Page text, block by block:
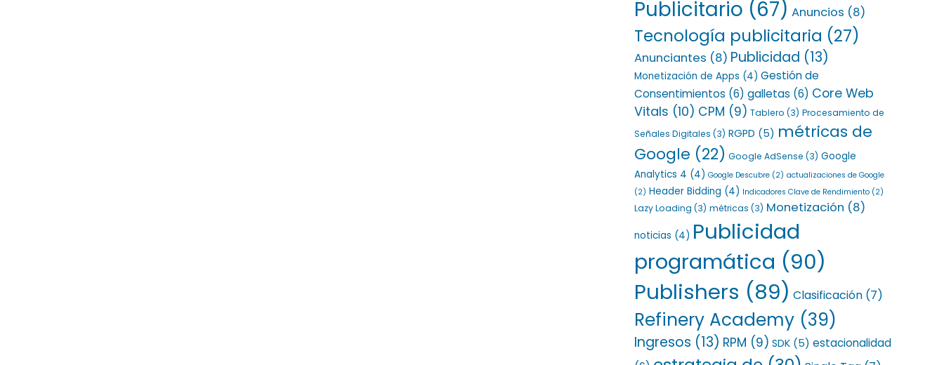
Publicitario (67) Anuncios (8)
Tecnología publicitaria (27)
Anunciantes (8) Publicidad (13)
Monetización de Apps (4) Gestión de
Consentimientos (6) galletas (6) Core Web
Vitals (10) CPM (9) Tablero (3) Procesamiento de
Señales Digitales (3) RGPD (5) métricas de
Google (22) Google AdSense (3) Google
Analytics 4 (4) Google Descubre (2) actualizaciones de Google
(2) Header Bidding (4) Indicadores Clave de Rendimiento (2)
Lazy Loading (3) métricas (3) Monetización (8)
noticias (4) Publicidad
programática (90)
Publishers (89) Clasificación (7)
Refinery Academy (39)
Ingresos (13) RPM (9) SDK (5) estacionalidad